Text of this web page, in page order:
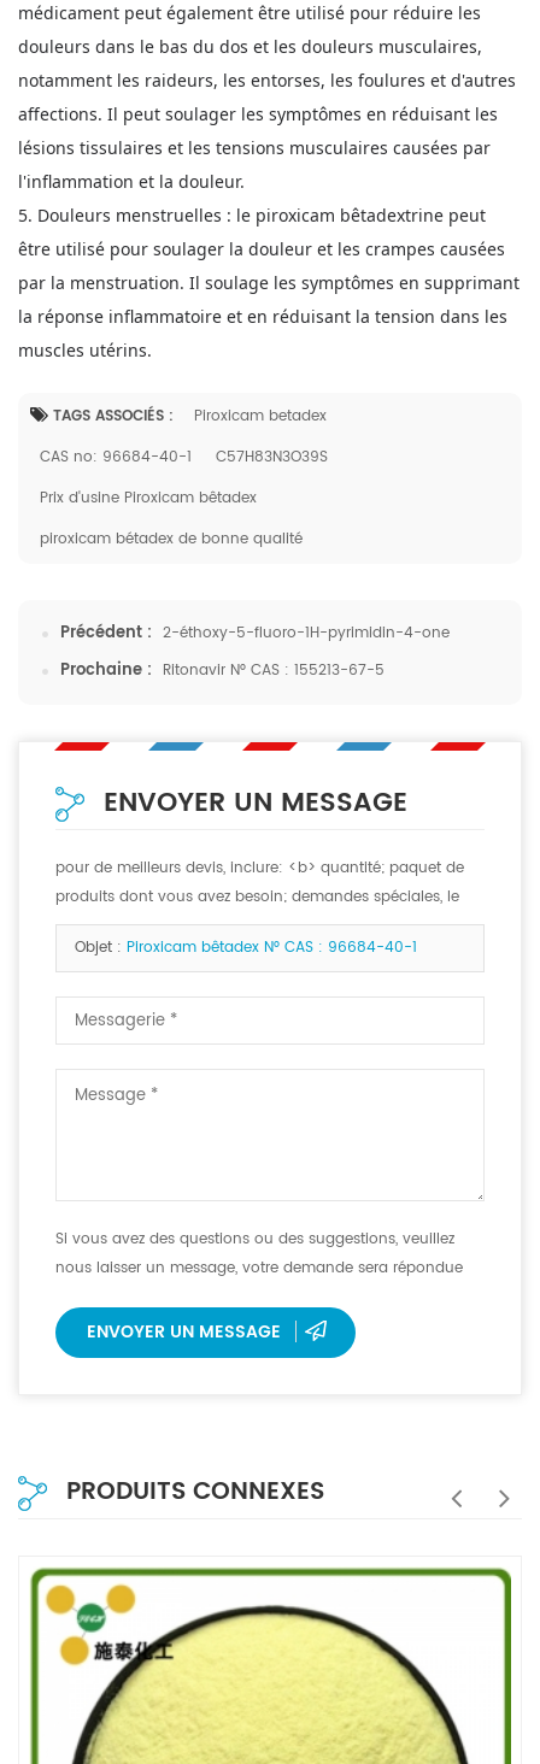
médicament peut également être utilisé pour réduire les
douleurs dans le bas du dos et les douleurs musculaires,
notamment les raideurs, les entorses, les foulures et d'autres
affections. Il peut soulager les symptômes en réduisant les
lésions tissulaires et les tensions musculaires causées par
l'inflammation et la douleur.
5. Douleurs menstruelles : le piroxicam bêtadextrine peut
être utilisé pour soulager la douleur et les crampes causées
par la menstruation. Il soulage les symptômes en supprimant
la réponse inflammatoire et en réduisant la tension dans les
muscles utérins.
TAGS ASSOCIÉS :
Piroxicam betadex
CAS no: 96684-40-1
C57H83N3O39S
Prix ​​d'usine Piroxicam bêtadex
piroxicam bétadex de bonne qualité
Précédent : 2-éthoxy-5-fluoro-1H-pyrimidin-4-one
Prochaine : Ritonavir N° CAS : 155213-67-5
ENVOYER UN MESSAGE
pour de meilleurs devis, inclure: <b> quantité; paquet de
produits dont vous avez besoin; demandes spéciales, le
cas échéant. <b>
Objet : Piroxicam bêtadex N° CAS : 96684-40-1
Si vous avez des questions ou des suggestions, veuillez
nous laisser un message, votre demande sera répondue
ENVOYER UN MESSAGE
PRODUITS CONNEXES